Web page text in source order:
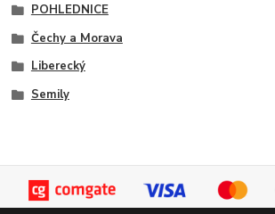
POHLEDNICE
Čechy a Morava
Liberecký
Semily